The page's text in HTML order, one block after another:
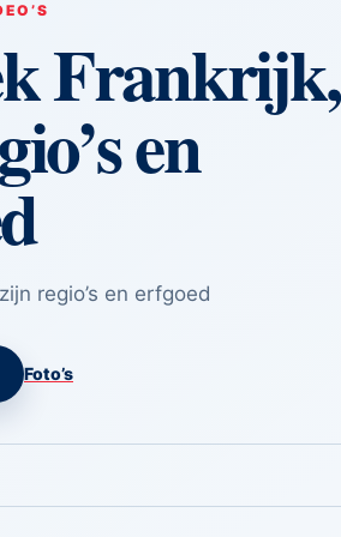
Frankrijk,
en
regio’s en erfgoed
Foto’s